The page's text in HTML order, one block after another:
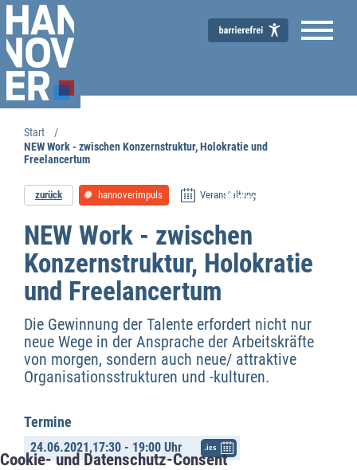
Cookie- und Datenschutz-Consent
Wirtschaftsförderung
Start
NEW Work - zwischen Konzernstruktur, Holokratie und
Freelancertum
zurück hannoverimpuls Veranstaltung
NEW Work - zwischen
Konzernstruktur, Holokratie
und Freelancertum
Die Gewinnung der Talente erfordert nicht nur
neue Wege in der Ansprache der Arbeitskräfte
von morgen, sondern auch neue/ attraktive
Organisationsstrukturen und -kulturen.
Termine
24.06.2021,17:30 - 19:00 Uhr .ics